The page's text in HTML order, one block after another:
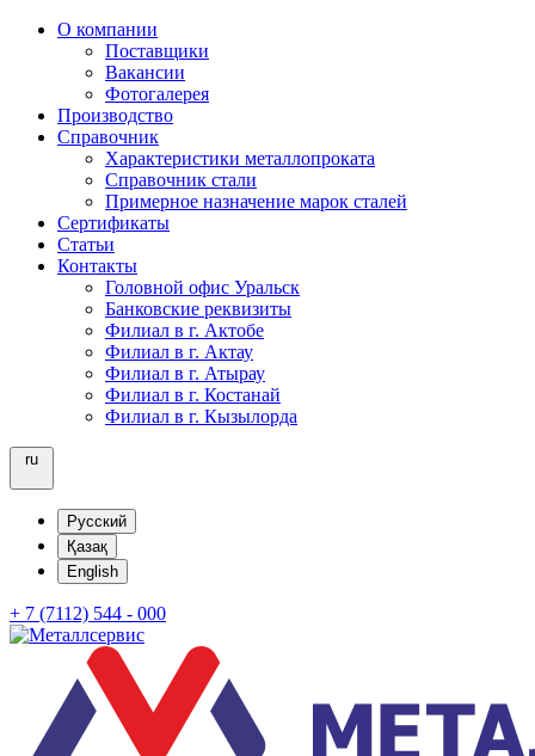
О компании
Поставщики
Вакансии
Фотогалерея
Производство
Справочник
Характеристики металлопроката
Справочник стали
Примерное назначение марок сталей
Сертификаты
Статьи
Контакты
Головной офис Уральск
Банковские реквизиты
Филиал в г. Актобе
Филиал в г. Актау
Филиал в г. Атырау
Филиал в г. Костанай
Филиал в г. Кызылорда
ru
Русский
Қазақ
English
+ 7 (7112) 544 - 000